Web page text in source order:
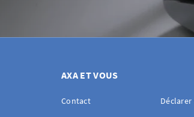
AXA ET VOUS
Contact